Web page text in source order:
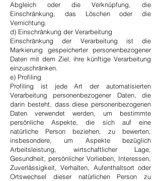
Abgleich oder die Verknüpfung, die
Einschränkung, das Löschen oder die
Vernichtung.
d) Einschränkung der Verarbeitung
Einschränkung der Verarbeitung ist die
Markierung gespeicherter personenbezogener
Daten mit dem Ziel, ihre künftige Verarbeitung
einzuschränken.
e) Profiling
Profiling ist jede Art der automatisierten
Verarbeitung personenbezogener Daten, die
darin besteht, dass diese personenbezogenen
Daten verwendet werden, um bestimmte
persönliche Aspekte, die sich auf eine
natürliche Person beziehen, zu bewerten,
insbesondere, um Aspekte bezüglich
Arbeitsleistung, wirtschaftlicher Lage,
Gesundheit, persönlicher Vorlieben, Interessen,
Zuverlässigkeit, Verhalten, Aufenthaltsort oder
Ortswechsel dieser natürlichen Person zu